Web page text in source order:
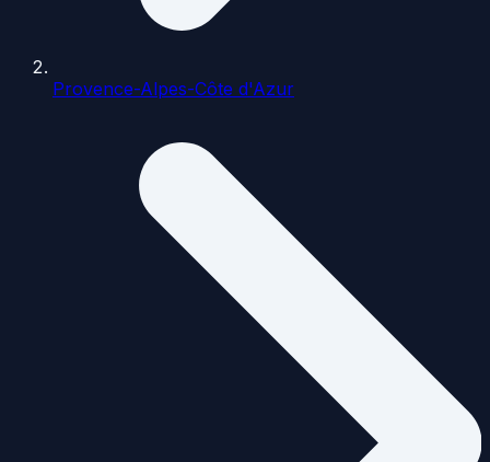
Provence-Alpes-Côte d'Azur